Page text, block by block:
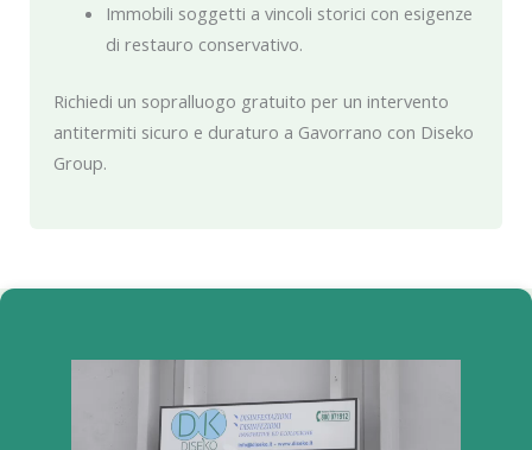
Immobili soggetti a vincoli storici con esigenze
di restauro conservativo.
Richiedi un sopralluogo gratuito per un intervento
antitermiti sicuro e duraturo a Gavorrano con Diseko
Group.